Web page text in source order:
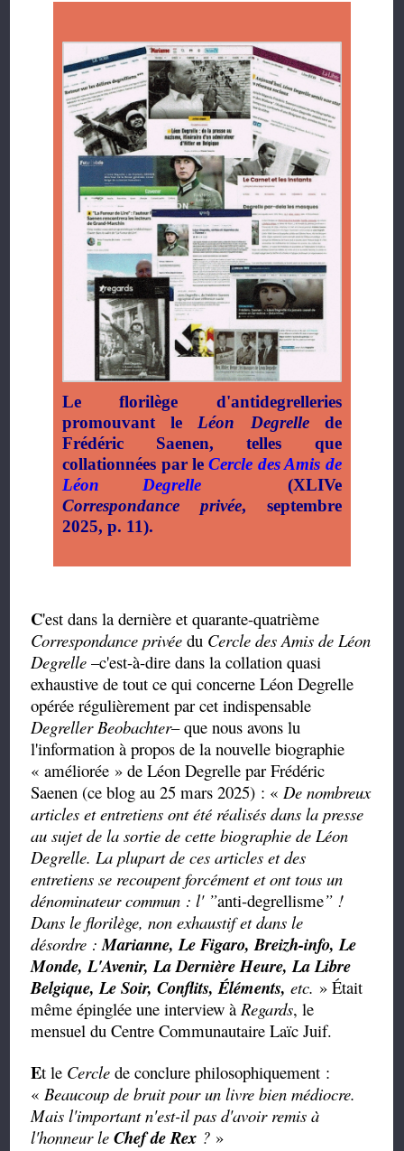
Le florilège d'antidegrelleries
promouvant le Léon Degrellede
Frédéric Saenen, telles que
collationnées par leCercle des Amis de
Léon Degrelle (XLIVe
Correspondance privée, septembre
2025, p. 11).
C'est dans la dernière et quarante-quatrième
Correspondance privée du Cercle des Amis de Léon
Degrelle –c'est-à-dire dans la collation quasi
exhaustive de tout ce qui concerne Léon Degrelle
opérée régulièrement par cet indispensable
Degreller Beobachter– que nous avons lu
l'information à propos de la nouvelle biographie
« améliorée » de Léon Degrelle par Frédéric
Saenen (ce blog au 25 mars 2025) : «De nombreux
articles et entretiens ont été réalisés dans la presse
au sujet de la sortie de cette biographie de Léon
Degrelle. La plupart de ces articles et des
entretiens se recoupent forcément et ont tous un
dénominateur commun :l' ”anti-degrellisme” !
Dans le florilège, non exhaustif et dans le
désordre :Marianne, Le Figaro, Breizh-info, Le
Monde, L'Avenir, La Dernière Heure, La Libre
Belgique, Le Soir, Conflits, Éléments, etc. » Était
même épinglée une interview àRegards, le
mensuel du Centre Communautaire Laïc Juif.
Et le Cercle de conclure philosophiquement :
«Beaucoup de bruit pour un livre bien médiocre.
Mais l'important n'est-il pas d'avoir remis à
l'honneur leChef de Rex ? »